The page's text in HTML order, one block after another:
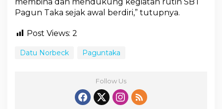
membina dan mendukung kegiatan rutin SBT
Pagun Taka sejak awal berdiri,” tutupnya.
Post Views: 2
Datu Norbeck Paguntaka
Follow Us